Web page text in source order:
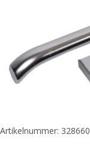
Artikelnummer: 328660